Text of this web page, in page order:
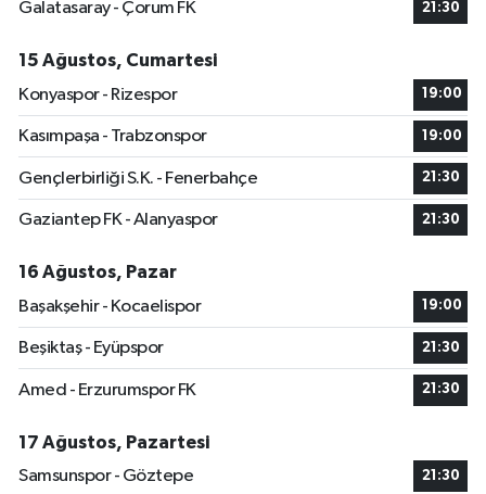
Galatasaray - Çorum FK
21:30
15 Ağustos, Cumartesi
Konyaspor - Rizespor
19:00
Kasımpaşa - Trabzonspor 19:00
Gençlerbirliği S.K. - Fenerbahçe 21:30
Gaziantep FK - Alanyaspor 21:30
16 Ağustos, Pazar
Başakşehir - Kocaelispor
19:00
Beşiktaş - Eyüpspor 21:30
Amed - Erzurumspor FK 21:30
17 Ağustos, Pazartesi
Samsunspor - Göztepe
21:30